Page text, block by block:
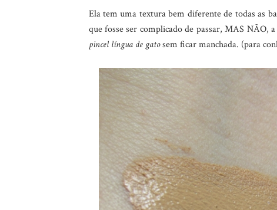
Ela tem uma textura bem diferente de todas as
que fosse ser complicado de passar, MAS NÃO,
pincel língua de gatosem ficar manchada. (para